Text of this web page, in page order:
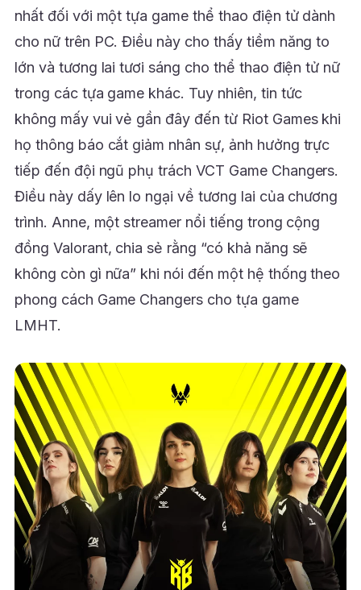
nhất đối với một tựa game thể thao điện tử dành
cho nữ trên PC. Điều này cho thấy tiềm năng to
lớn và tương lai tươi sáng cho thể thao điện tử nữ
trong các tựa game khác. Tuy nhiên, tin tức
không mấy vui vẻ gần đây đến từ Riot Games khi
họ thông báo cắt giảm nhân sự, ảnh hưởng trực
tiếp đến đội ngũ phụ trách VCT Game Changers.
Điều này dấy lên lo ngại về tương lai của chương
trình. Anne, một streamer nổi tiếng trong cộng
đồng Valorant, chia sẻ rằng “có khả năng sẽ
không còn gì nữa” khi nói đến một hệ thống theo
phong cách Game Changers cho tựa game
LMHT.